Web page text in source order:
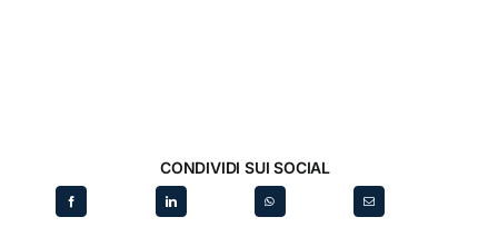
CONDIVIDI SUI SOCIAL